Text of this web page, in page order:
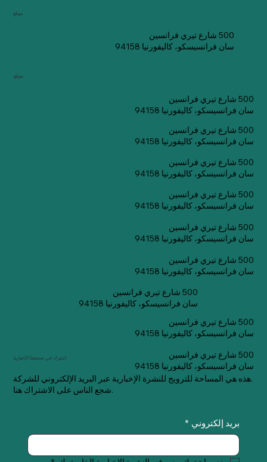
موقع
500 شارع تيري فرانسين
سان فرانسيسكو، كاليفورنيا 94158
موقع
500 شارع تيري فرانسين
سان فرانسيسكو، كاليفورنيا 94158
500 شارع تيري فرانسين
سان فرانسيسكو، كاليفورنيا 94158
500 شارع تيري فرانسين
سان فرانسيسكو، كاليفورنيا 94158
500 شارع تيري فرانسين
سان فرانسيسكو، كاليفورنيا 94158
500 شارع تيري فرانسين
سان فرانسيسكو، كاليفورنيا 94158
500 شارع تيري فرانسين
سان فرانسيسكو، كاليفورنيا 94158
500 شارع تيري فرانسين
سان فرانسيسكو، كاليفورنيا 94158
500 شارع تيري فرانسين
سان فرانسيسكو، كاليفورنيا 94158
500 شارع تيري فرانسين
سان فرانسيسكو، كاليفورنيا 94158
اشترك في صحيفتنا الإخبارية
هذه هي المساحة للترويج للنشرة الإخبارية عبر البريد الإلكتروني للشركة.
شجع الناس على الاشتراك هنا.
بريد إلكتروني *